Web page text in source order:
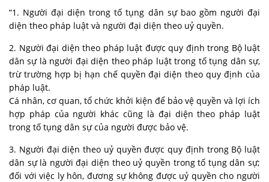
“1. Người đại diện trong tố tụng dân sự bao gồm người đại
diện theo pháp luật và người đại diện theo uỷ quyền.
2. Người đại diện theo pháp luật được quy định trong Bộ luật
dân sự là người đại diện theo pháp luật trong tố tụng dân sự,
trừ trường hợp bị hạn chế quyền đại diện theo quy định của
pháp luật.
Cá nhân, cơ quan, tổ chức khởi kiện để bảo vệ quyền và lợi ích
hợp pháp của người khác cũng là đại diện theo pháp luật
trong tố tụng dân sự của người được bảo vệ.
3. Người đại diện theo uỷ quyền được quy định trong Bộ luật
dân sự là người đại diện theo uỷ quyền trong tố tụng dân sự;
đối với việc ly hôn, đương sự không được uỷ quyền cho người